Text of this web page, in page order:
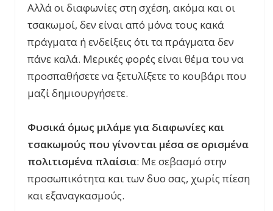
Αλλά οι διαφωνίες στη σχέση, ακόμα και οι
τσακωμοί, δεν είναι από μόνα τους κακά
πράγματα ή ενδείξεις ότι τα πράγματα δεν
πάνε καλά. Μερικές φορές είναι θέμα του να
προσπαθήσετε να ξετυλίξετε το κουβάρι που
μαζί δημιουργήσετε.
Φυσικά όμως μιλάμε για διαφωνίες και
τσακωμούς που γίνονται μέσα σε ορισμένα
πολιτισμένα πλαίσια: Με σεβασμό στην
προσωπικότητα και των δυο σας, χωρίς πίεση
και εξαναγκασμούς.